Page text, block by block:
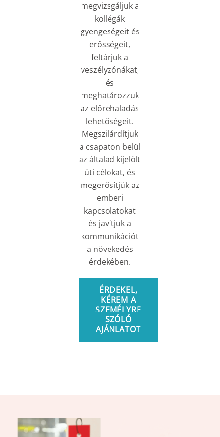
megvizsgáljuk a
kollégák
gyengeségeit és
erősségeit,
feltárjuk a
veszélyzónákat,
és
meghatározzuk
az előrehaladás
lehetőségeit.
Megszilárdítjuk
a csapaton belül
az általad kijelölt
úti célokat, és
megerősítjük az
emberi
kapcsolatokat
és javítjuk a
kommunikációt
a növekedés
érdekében.
ÉRDEKEL,
KÉREM A
SZEMÉLYRE
SZÓLÓ
AJÁNLATOT